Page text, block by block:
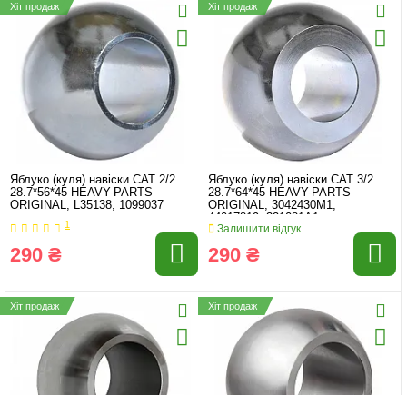
Хіт продаж
Яблуко (куля) навіски CAT 2/2
28.7*56*45 HEAVY-PARTS
ORIGINAL, L35138, 1099037
1
290 ₴
Хіт продаж
Яблуко (куля) навіски CAT 3/2
28.7*64*45 HEAVY-PARTS
ORIGINAL, 3042430M1,
44017819, 321081A1
Залишити відгук
290 ₴
Хіт продаж Хіт продаж